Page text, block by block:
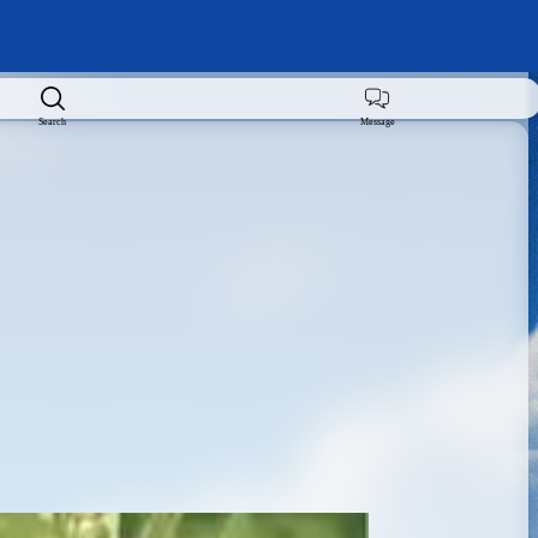
Search Message